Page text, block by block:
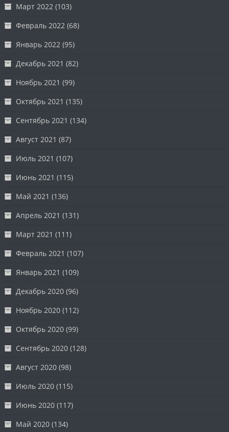
Март 2022 (103)
Февраль 2022 (68)
Январь 2022 (95)
Декабрь 2021 (82)
Ноябрь 2021 (99)
Октябрь 2021 (135)
Сентябрь 2021 (134)
Август 2021 (87)
Июль 2021 (107)
Июнь 2021 (115)
Май 2021 (136)
Апрель 2021 (131)
Март 2021 (111)
Февраль 2021 (107)
Январь 2021 (109)
Декабрь 2020 (96)
Ноябрь 2020 (112)
Октябрь 2020 (99)
Сентябрь 2020 (128)
Август 2020 (98)
Июль 2020 (115)
Июнь 2020 (117)
Май 2020 (134)